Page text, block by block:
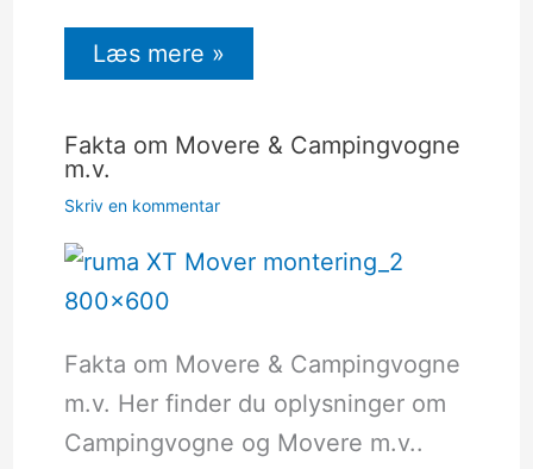
Læs mere »
Fakta om Movere & Campingvogne
m.v.
Skriv en kommentar
Fakta om Movere & Campingvogne
m.v. Her finder du oplysninger om
Campingvogne og Movere m.v..